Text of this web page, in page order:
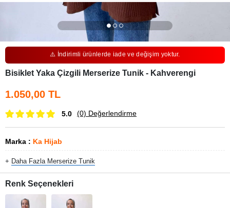
⚠️ İndirimli ürünlerde iade ve değişim yoktur.
Bisiklet Yaka Çizgili Merserize Tunik - Kahverengi
1.050,00 TL
5.0 (0) Değerlendirme
Marka : Ka Hijab
+ Daha Fazla Merserize Tunik
Renk Seçenekleri